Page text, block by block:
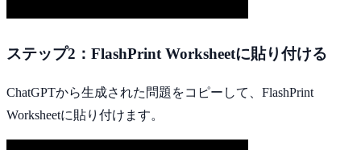
ステップ2：FlashPrint Worksheetに貼り付ける
ChatGPTから生成された問題をコピーして、FlashPrint
Worksheetに貼り付けます。